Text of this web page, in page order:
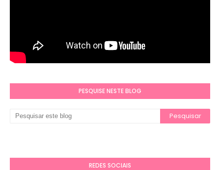
PESQUISE NESTE BLOG
REDES SOCIAIS